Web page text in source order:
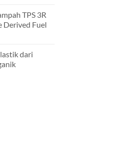
TPS 3R
Derived Fuel
dari